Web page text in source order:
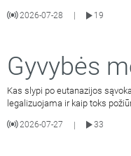
2026-07-28
19
Gyvybės
Kas slypi po eutanazijos
legalizuojama ir kaip toks
2026-07-27 |
33